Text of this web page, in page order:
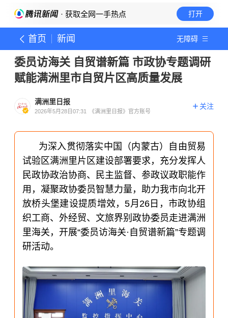
· 获取全网一手热点 打开
首页 新闻 无障碍
委员访海关 自贸谱新篇 市政协专题调研
赋能满洲里市自贸片区高质量发展
满洲里日报
2026年5月28日07:31 《满洲里日报》官方账号
关注
为深入贯彻落实中国（内蒙古）自由贸易
试验区满洲里片区建设部署要求，充分发挥人
民政协政治协商、民主监督、参政议政职能作
用，凝聚政协委员智慧力量，助力我市向北开
放桥头堡建设提质增效，5月26日，市政协组
织工商、外经贸、文旅界别政协委员走进满洲
里海关，开展“委员访海关·自贸谱新篇”专题调
研活动。